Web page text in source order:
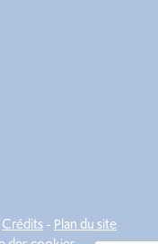
Crédits- Plan du site